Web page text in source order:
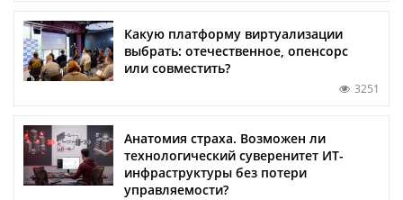
Какую платформу виртуализации
выбрать: отечественное, опенсорс
или совместить?
3251
Анатомия страха. Возможен ли
технологический суверенитет ИТ-
инфраструктуры без потери
управляемости?